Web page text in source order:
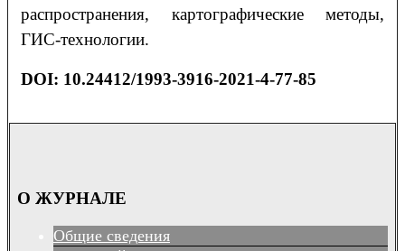
распространения, картографические методы,
ГИС-технологии.
DOI: 10.24412/1993-3916-2021-4-77-85
О ЖУРНАЛЕ
Общие сведения